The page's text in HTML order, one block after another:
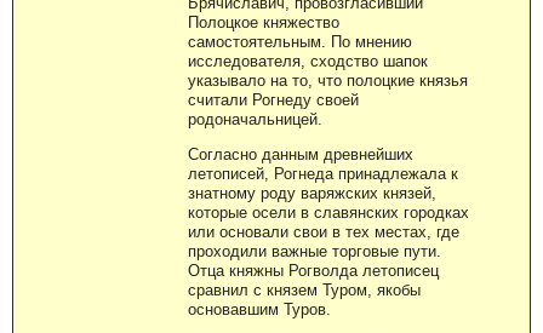
Полоцкое княжество
самостоятельным. По мнению
исследователя, сходство шапок
указывало на то, что полоцкие князья
считали Рогнеду своей
родоначальницей.
Согласно данным древнейших
летописей, Рогнеда принадлежала к
знатному роду варяжских князей,
которые осели в славянских городках
или основали свои в тех местах, где
проходили важные торговые пути.
Отца княжны Рогволда летописец
сравнил с князем Туром, якобы
основавшим Туров.